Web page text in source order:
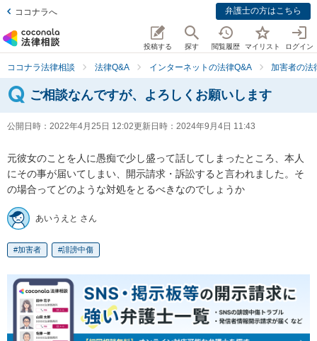
ココナラへ 弁護士の方はこちら
投稿する 探す 閲覧履歴 マイリスト ログイン
ココナラ法律相談 法律Q&A インターネットの法律Q&A 加害者の法
ご相談なんですが、よろしくお願いします
公開日時： 2022年4月25日 12:02更新日時： 2024年9月4日 11:43
元彼女のことを人に愚痴で少し盛って話してしまったところ、本人
にその事が届いてしまい、開示請求・訴訟すると言われました。そ
の場合ってどのような対処をとるべきなのでしょうか
あいうえと さん
加害者 誹謗中傷